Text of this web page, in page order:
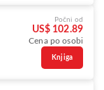
Počni od
US$ 102.89
Cena po osobi
Knjiga